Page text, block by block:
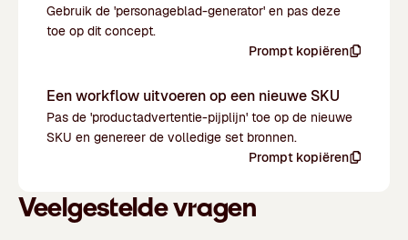
Gebruik de 'personageblad-generator' en pas deze
toe op dit concept.
Prompt kopiëren
Een workflow uitvoeren op een nieuwe SKU
Pas de 'productadvertentie-pijplijn' toe op de nieuwe
SKU en genereer de volledige set bronnen.
Prompt kopiëren
Veelgestelde vragen